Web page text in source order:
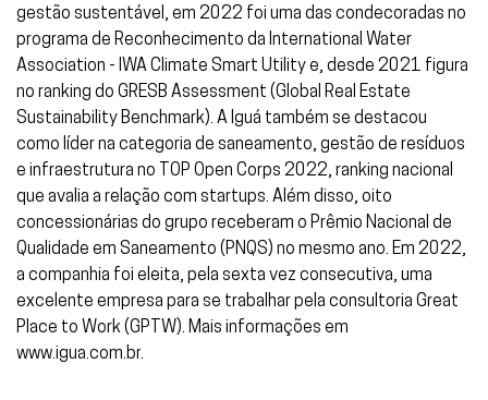
gestão sustentável, em 2022 foi uma das condecoradas no
programa de Reconhecimento da International Water
Association - IWA Climate Smart Utility e, desde 2021 figura
no ranking do GRESB Assessment (Global Real Estate
Sustainability Benchmark). A Iguá também se destacou
como líder na categoria de saneamento, gestão de resíduos
e infraestrutura no TOP Open Corps 2022, ranking nacional
que avalia a relação com startups. Além disso, oito
concessionárias do grupo receberam o Prêmio Nacional de
Qualidade em Saneamento (PNQS) no mesmo ano. Em 2022,
a companhia foi eleita, pela sexta vez consecutiva, uma
excelente empresa para se trabalhar pela consultoria Great
Place to Work (GPTW). Mais informações em
www.igua.com.br